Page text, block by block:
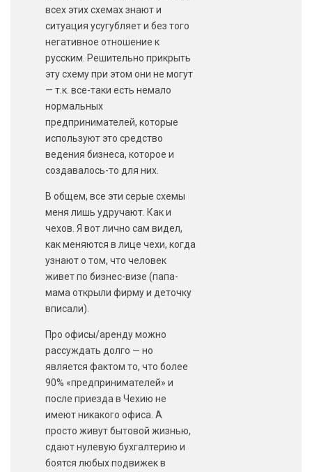
всех этих схемах знают и
ситуация усугубляет и без того
негативное отношение к
русским. Решительно прикрыть
эту схему при этом они не могут
— т.к. все-таки есть немало
нормальных
предпринимателей, которые
используют это средство
ведения бизнеса, которое и
создавалось-то для них.
В общем, все эти серые схемы
меня лишь удручают. Как и
чехов. Я вот лично сам видел,
как меняются в лице чехи, когда
узнают о том, что человек
живет по бизнес-визе (папа-
мама открыли фирму и деточку
вписали).
Про офисы/аренду можно
рассуждать долго — но
является фактом то, что более
90% «предпринимателей» и
после приезда в Чехию не
имеют никакого офиса. А
просто живут бытовой жизнью,
сдают нулевую бухгалтерию и
боятся любых подвижек в